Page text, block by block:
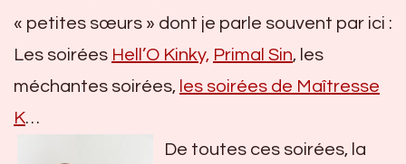
« petites sœurs » dont je parle souvent par ici :
Les soirées Hell’O Kinky, Primal Sin, les
méchantes soirées, les soirées de Maîtresse
K…
De toutes ces soirées, la